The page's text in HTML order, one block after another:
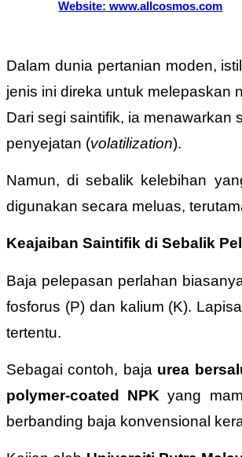
Website: www.allcosmos.com
Dalam dunia pertanian moden,
jenis ini direka untuk melepaskan
Dari segi saintifik, ia menawarkan
penyejatan (volatilization).
Namun, di sebalik kelebihan
digunakan secara meluas,
Keajaiban Saintifik di Sebalik
Baja pelepasan perlahan
fosforus (P) dan kalium (K).
tertentu.
Sebagai contoh, baja urea
polymer-coated NPK yang
berbanding baja konvensional